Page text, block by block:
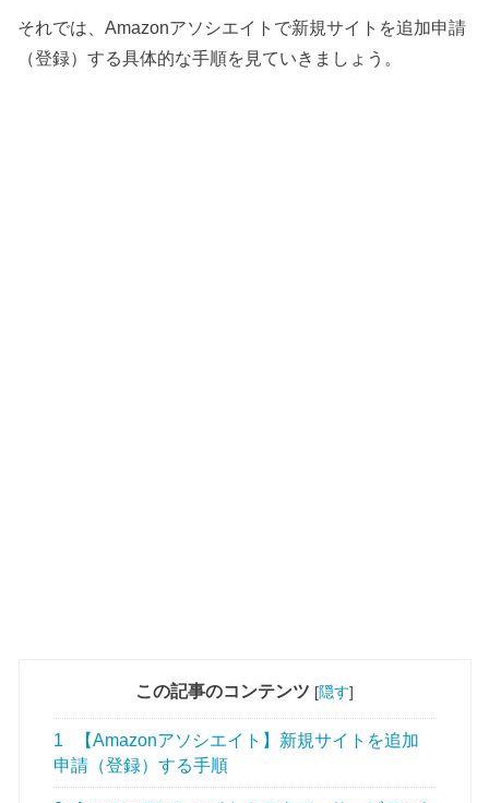
それでは、Amazonアソシエイトで新規サイトを追加申請
（登録）する具体的な手順を見ていきましょう。
この記事のコンテンツ [隠す]
1
【Amazonアソシエイト】新規サイトを追加
申請（登録）する手順